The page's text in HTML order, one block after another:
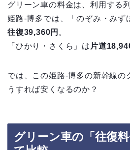
グリーン車の料金は、利用する
姫路-博多では、「のぞみ・みず
往復39,360円 。
「ひかり・さくら」は 片道
では、この姫路-博多の新幹線の
うすれば安くなるのか？
グリーン車の「往復